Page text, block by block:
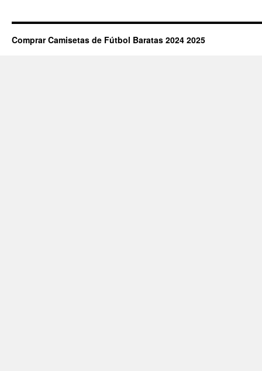
Comprar Camisetas de Fútbol Baratas 2024 2025